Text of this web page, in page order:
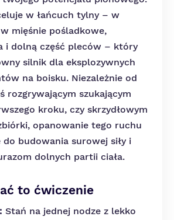
w łańcuch tylny – w
mięśnie pośladkowe,
i dolną część pleców – który
silnik dla eksplozywnych
na boisku. Niezależnie od
rozgrywającym szukającym
kroku, czy skrzydłowym
opanowanie tego ruchu
do budowania surowej siły i
dolnych partii ciała.
to ćwiczenie
Stań na jednej nodze z lekko